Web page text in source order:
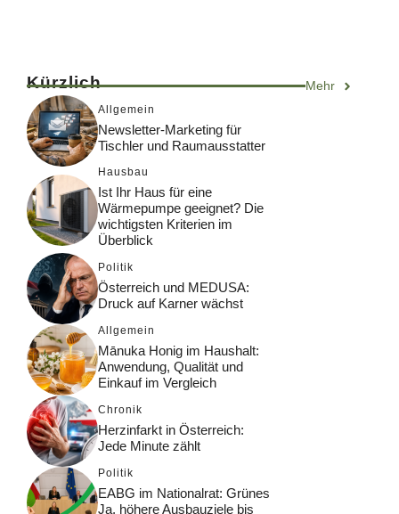
Kürzlich Mehr
Allgemein
Newsletter-Marketing für
Tischler und Raumausstatter
Hausbau
Ist Ihr Haus für eine
Wärmepumpe geeignet? Die
wichtigsten Kriterien im
Überblick
Politik
Österreich und MEDUSA:
Druck auf Karner wächst
Allgemein
Mānuka Honig im Haushalt:
Anwendung, Qualität und
Einkauf im Vergleich
Chronik
Herzinfarkt in Österreich:
Jede Minute zählt
Politik
EABG im Nationalrat: Grünes
Ja, höhere Ausbauziele bis